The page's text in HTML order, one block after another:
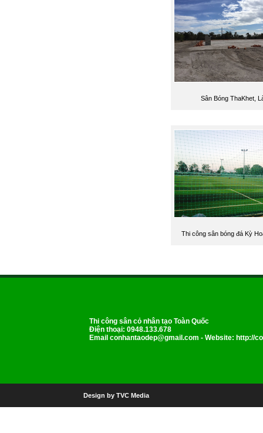
Sân Bóng ThaKhet,
Thi công sân bóng đá Kỳ
Thi công sân cỏ nhân tạo Toàn Quốc
Điện thoại: 0948.133.678
Email conhantaodep@gmail.com - Website: http://
Design by TVC Media